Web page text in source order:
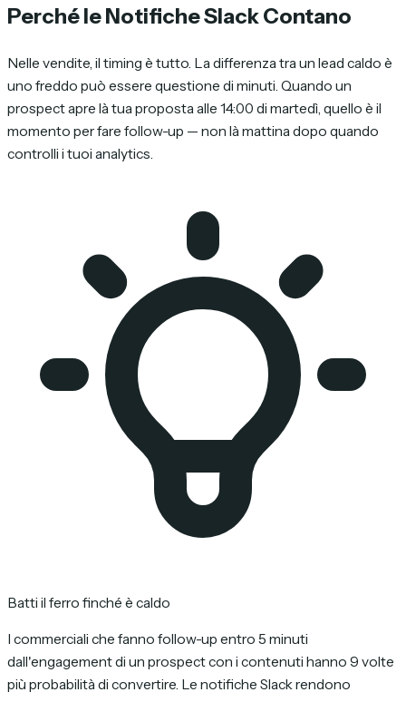
Perché le Notifiche Slack Contano
Nelle vendite, il timing è tutto. La differenza tra un lead caldo è
uno freddo può essere questione di minuti. Quando un
prospect apre là tua proposta alle 14:00 di martedì, quello è il
momento per fare follow-up — non là mattina dopo quando
controlli i tuoi analytics.
Batti il ferro finché è caldo
I commerciali che fanno follow-up entro 5 minuti
dall'engagement di un prospect con i contenuti hanno 9 volte
più probabilità di convertire. Le notifiche Slack rendono